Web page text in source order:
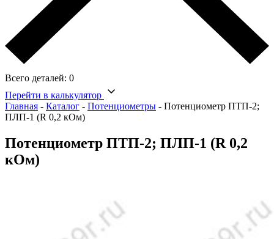
Всего деталей: 0
Перейти в калькулятор
Главная - Каталог - Потенциометры - Потенциометр ПТП-2;
ПЛП-1 (R 0,2 кОм)
Потенциометр ПТП-2; ПЛП-1 (R 0,2
кОм)